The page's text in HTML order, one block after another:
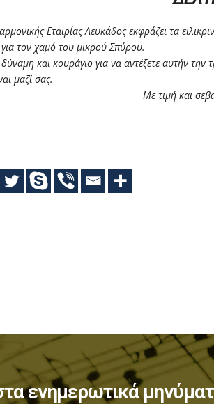
Εταιρίας Λευκάδος εκφράζει τα
τον χαμό του μικρού Σπύρου.
και κουράγιο για να αντέξετε αυτήν την
μαζί σας.
Με τιμή και
ενημερωτικά